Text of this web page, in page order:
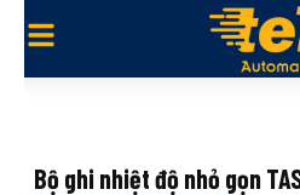
Bộ ghi nhiệt độ nhỏ gọn